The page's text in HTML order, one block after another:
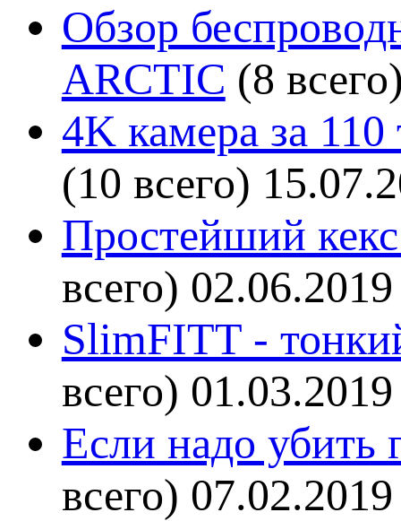
Обзор
ARCTIC (8
4K камера за
(10 всего)
Простейший кекс
всего) 02.06.2019
SlimFITT -
всего) 01.03.2019
Если надо убить
всего) 07.02.2019